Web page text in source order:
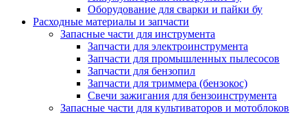
Оборудование для сварки и пайки бу
Расходные материалы и запчасти
Запасные части для инструмента
Запчасти для электроинструмента
Запчасти для промышленных пылесосов
Запчасти для бензопил
Запчасти для триммера (бензокос)
Свечи зажигания для бензоинструмента
Запасные части для культиваторов и мотоблоков